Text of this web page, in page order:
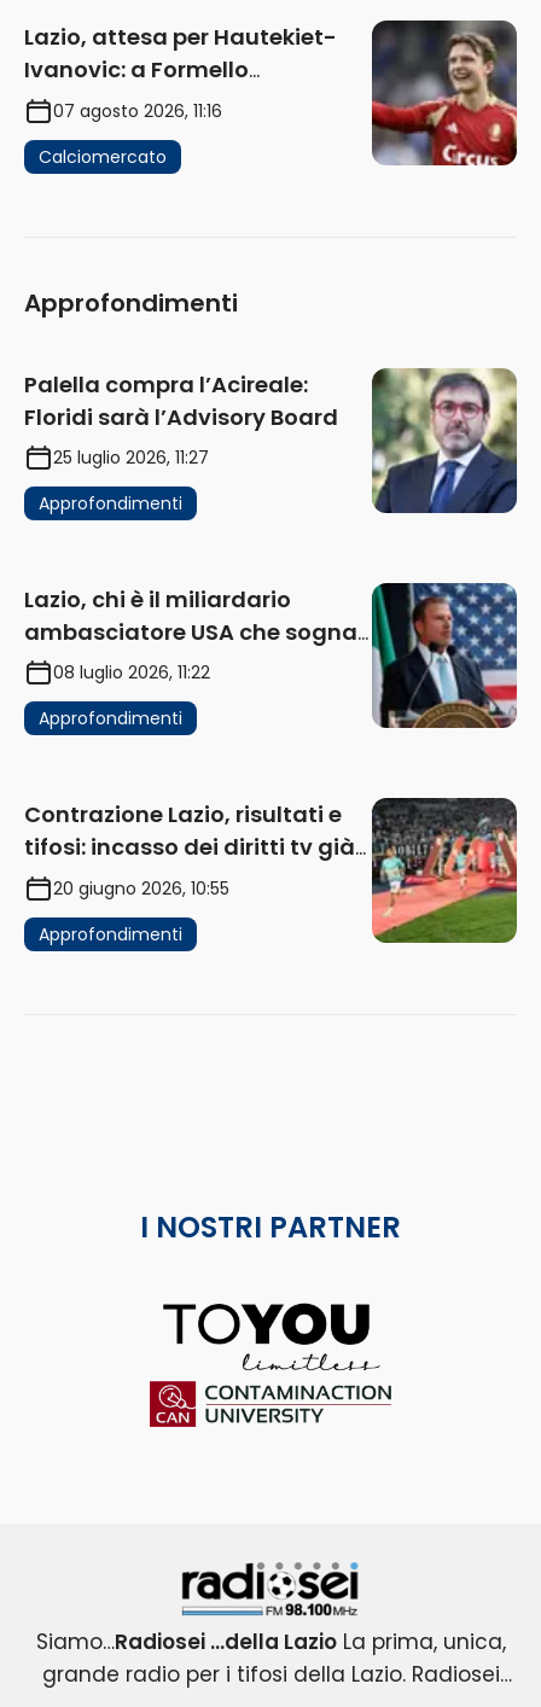
Lazio, attesa per Hautekiet-
Ivanovic: a Formello
attendono risposte
07 agosto 2026, 11:16
Calciomercato
Approfondimenti
Palella compra l’Acireale:
Floridi sarà l’Advisory Board
25 luglio 2026, 11:27
Approfondimenti
Lazio, chi è il miliardario
ambasciatore USA che sogna
di acquistare un club in Italia
08 luglio 2026, 11:22
Approfondimenti
Contrazione Lazio, risultati e
tifosi: incasso dei diritti tv già
in flessione
20 giugno 2026, 10:55
Approfondimenti
I NOSTRI PARTNER
ToYou
Radiosei 98.100 FM
Siamo…Radiosei …della LazioLa prima, unica,
grande radio per i tifosi della Lazio. Radiosei